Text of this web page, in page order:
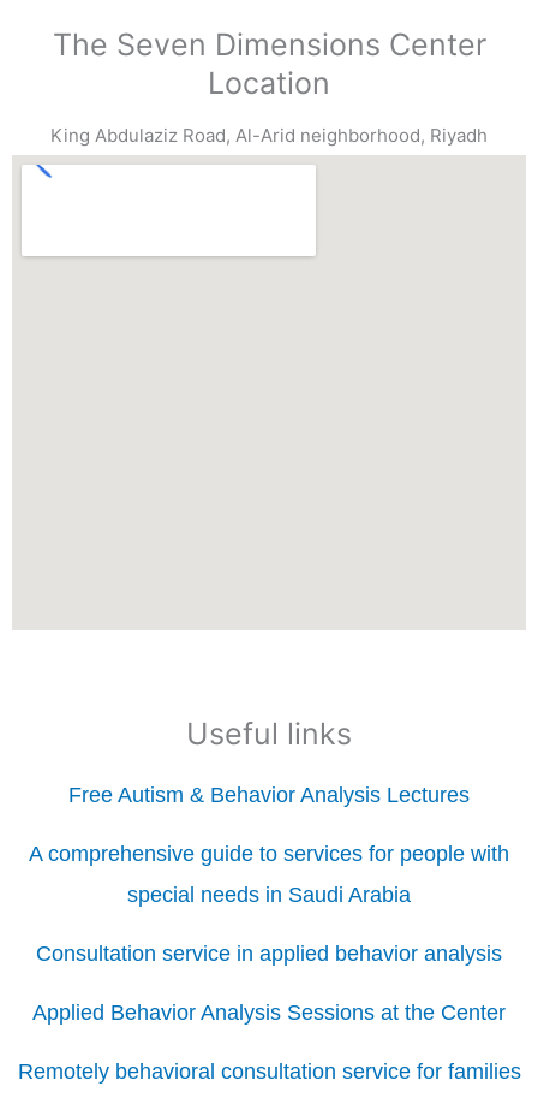
The Seven Dimensions Center
Location
King Abdulaziz Road, Al-Arid neighborhood, Riyadh
Useful links
Free Autism & Behavior Analysis Lectures
A comprehensive guide to services for people with
special needs in Saudi Arabia
Consultation service in applied behavior analysis
Applied Behavior Analysis Sessions at the Center
Remotely behavioral consultation service for families